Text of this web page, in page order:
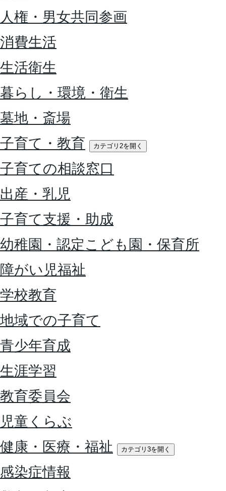
人権・男女共同参画
消費生活
生活衛生
暮らし・環境・衛生
墓地・斎場
子育て・教育
カテゴリ2を開く
子育ての相談窓口
出産・乳児
子育て支援・助成
幼稚園・認定こども園・保育所
障がい児福祉
学校教育
地域での子育て
青少年育成
生涯学習
教育委員会
児童くらぶ
健康・医療・福祉
カテゴリ3を開く
感染症情報